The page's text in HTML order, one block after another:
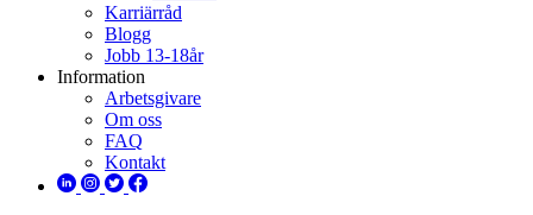
Karriärråd
Blogg
Jobb 13-18år
Information
Arbetsgivare
Om oss
FAQ
Kontakt